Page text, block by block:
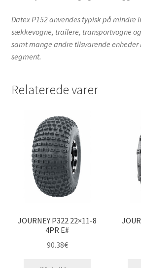
Datex P152 anvendes typisk på mindre
sækkevogne, trailere, transportvogne
samt mange andre tilsvarende enheder
segment.
Relaterede varer
JOURNEY P322 22×11-8
4PR E#
90.38€